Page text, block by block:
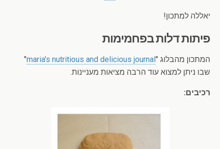
יאללה למתכון!
פיתות דלות בפחמימות
המתכון מהבלוג "maria's nutritious and delicious journal
"
שבו ניתן למצוא עוד הרבה מציאות מעניינות.
רכיבים: